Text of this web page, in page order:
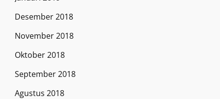
Desember 2018
November 2018
Oktober 2018
September 2018
Agustus 2018